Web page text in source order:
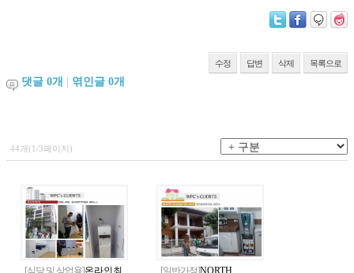
수정 답변 삭제 목록으로
댓글 0개 엮인글 0개
44개(1/3페이지)